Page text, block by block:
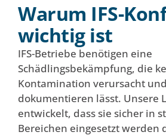
Warum IFS-
wichtig ist
IFS-Betriebe benötigen eine
Schädlingsbekämpfung, die
Kontamination verursacht
dokumentieren lässt. Unsere
entwickelt, dass sie sicher in
Bereichen eingesetzt werden